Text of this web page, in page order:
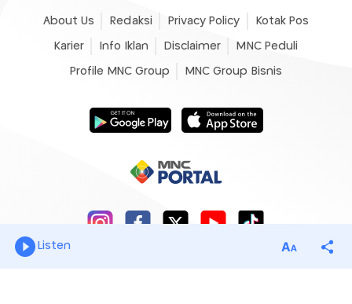
About Us Redaksi Privacy Policy Kotak Pos
Karier Info Iklan Disclaimer MNC Peduli
Profile MNC Group MNC Group Bisnis
Listen